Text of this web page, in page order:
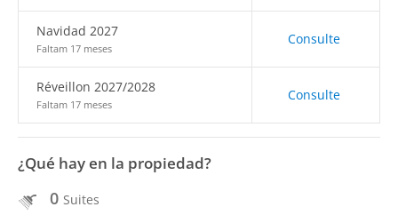
Navidad 2027
Faltam 17 meses
Consulte
Réveillon 2027/2028
Faltam 17 meses
Consulte
¿Qué hay en la propiedad?
0 Suites